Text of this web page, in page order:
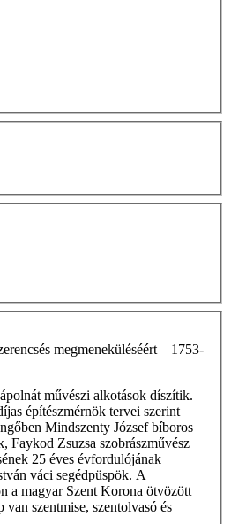
megmeneküléséért – 1753-
művészi alkotások díszítik.
építészmérnök tervei szerint
Mindszenty József bíboros
Faykod Zsuzsa szobrászművész
25 éves évfordulójának
váci segédpüspök. A
a magyar Szent Korona ötvözött
szentmise, szentolvasó és